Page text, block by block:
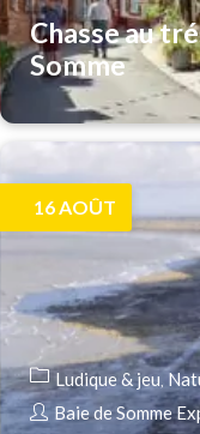
Chasse au
Somme
16 AOÛT
Ludique & jeu
Baie de Somme